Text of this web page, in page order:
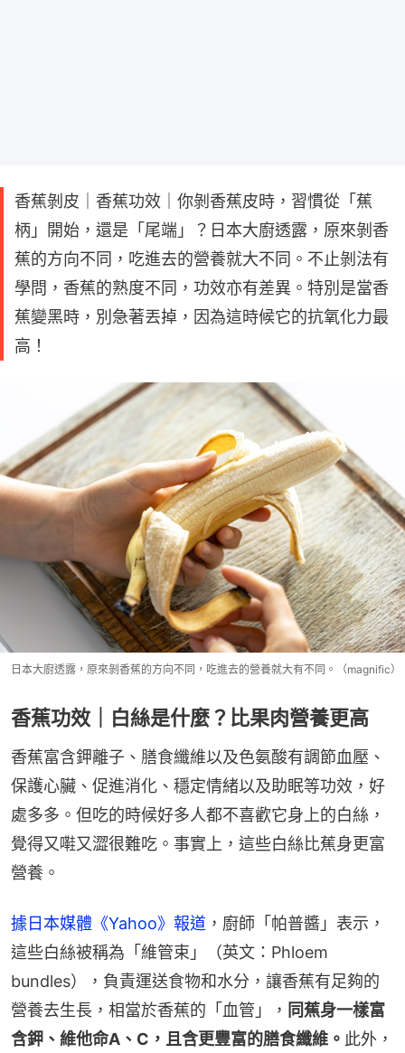
香蕉剝皮｜香蕉功效｜你剝香蕉皮時，習慣從「蕉
柄」開始，還是「尾端」？日本大廚透露，原來剝香
蕉的方向不同，吃進去的營養就大不同。不止剝法有
學問，香蕉的熟度不同，功效亦有差異。特別是當香
蕉變黑時，別急著丟掉，因為這時候它的抗氧化力最
高！
日本大廚透露，原來剝香蕉的方向不同，吃進去的營養就大有不同。（magnific）
香蕉功效｜白絲是什麼？比果肉營養更高
香蕉富含鉀離子、膳食纖維以及色氨酸有調節血壓、
保護心臟、促進消化、穩定情緒以及助眠等功效，好
處多多。但吃的時候好多人都不喜歡它身上的白絲，
覺得又嚡又澀很難吃。事實上，這些白絲比蕉身更富
營養。
據日本媒體《Yahoo》報道 ，廚師「帕普醬」表示，
這些白絲被稱為「維管束」（英文：Phloem
bundles），負責運送食物和水分，讓香蕉有足夠的
營養去生長，相當於香蕉的「血管」， 同蕉身一樣富
含鉀、維他命A、C，且含更豐富的膳食纖維。 此外，